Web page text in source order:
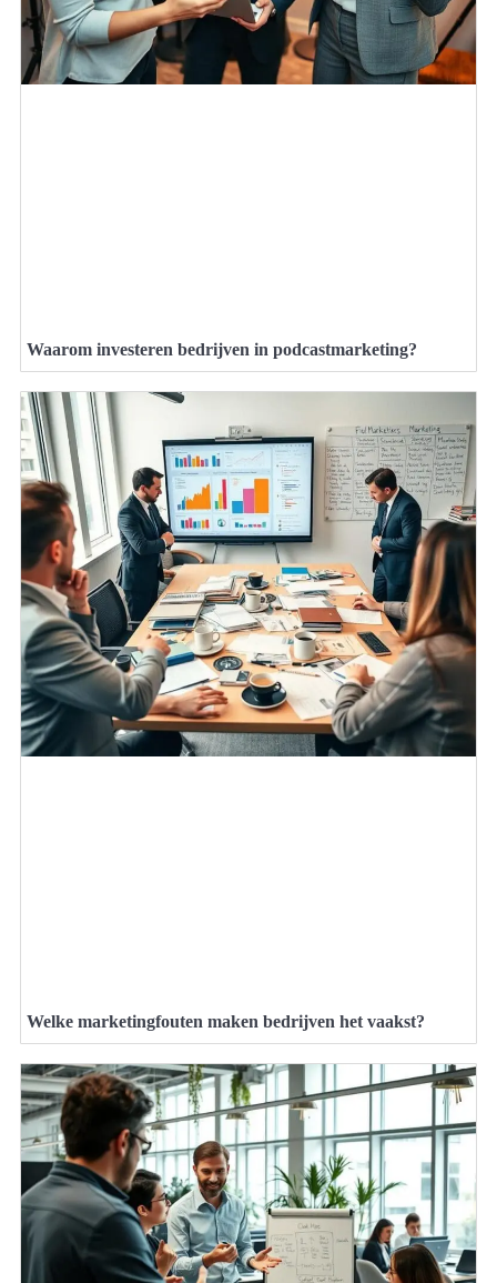
Waarom investeren bedrijven in podcastmarketing?
Welke marketingfouten maken bedrijven het vaakst?